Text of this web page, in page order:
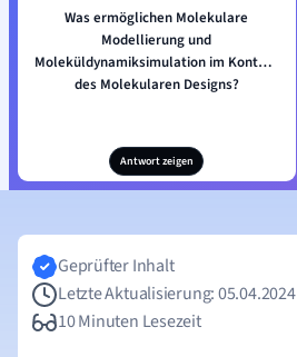
Was ermöglichen Molekulare
Modellierung und
Moleküldynamiksimulation im Kontext
des Molekularen Designs?
Antwort zeigen
Geprüfter Inhalt
Letzte Aktualisierung: 05.04.2024
10 Minuten Lesezeit